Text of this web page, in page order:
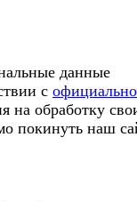
данные
с
на обработку
покинуть наш